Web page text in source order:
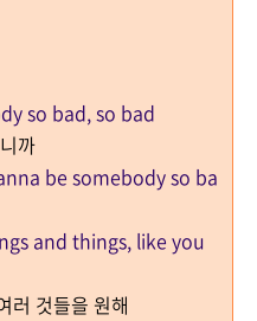
so bad, so bad
까
be somebody so ba
and things, like you
러 것들을 원해